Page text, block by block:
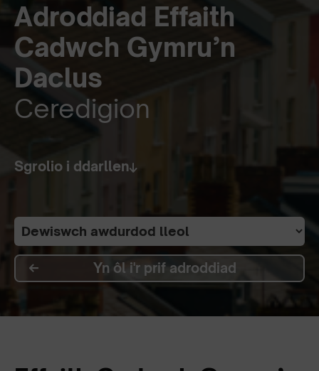
Adroddiad Effaith
Cadwch Gymru’n
Daclus
Ceredigion
Sgrolio i ddarllen
Yn ôl i'r prif adroddiad